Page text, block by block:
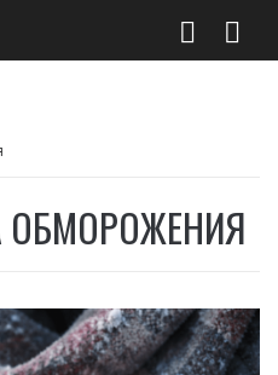
ОБМОРОЖЕНИЯ